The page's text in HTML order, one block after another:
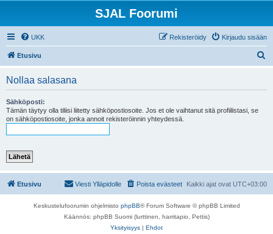
SJAL Foorumi
UKK Kirjaudu sisään
Rekisteröidy
Etusivu
Nollaa salasana
Sähköposti:
Tämän täytyy olla tiliisi liitetty sähköpostiosoite. Jos et ole vaihtanut sitä profiilistasi, se
on sähköpostiosoite, jonka annoit rekisteröinnin yhteydessä.
Etusivu Kaikki ajat ovat UTC+03:00
Poista evästeet
Viesti Ylläpidolle
Keskustelufoorumin ohjelmisto phpBB® Forum Software © phpBB Limited
Käännös: phpBB Suomi (lurttinen, harritapio, Pettis)
Yksityisyys | Ehdot